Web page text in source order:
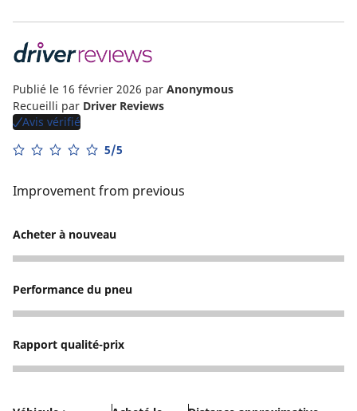
Publié le 16 février 2026 par Anonymous
Recueilli par Driver Reviews
Avis vérifié
5/5
Improvement from previous
Acheter à nouveau
4
Performance du pneu
4
Rapport qualité-prix
3